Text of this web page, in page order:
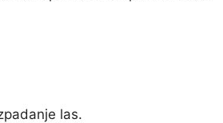
las.